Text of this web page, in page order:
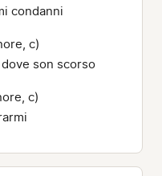
condanni
c)
son scorso
c)